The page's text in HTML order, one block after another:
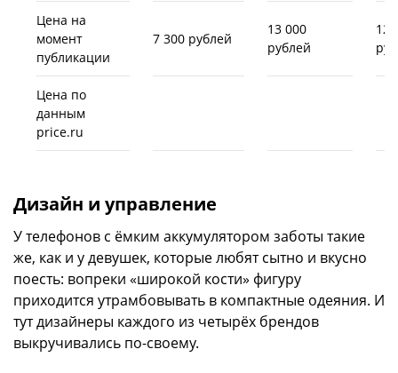
Цена на
момент
публикации
7 300 рублей
13 000
рублей
12
Цена по
данным
price.ru
Дизайн и управление
У телефонов с ёмким аккумулятором заботы такие
же, как и у девушек, которые любят сытно и вкусно
поесть: вопреки «широкой кости» фигуру
приходится утрамбовывать в компактные одеяния. И
тут дизайнеры каждого из четырёх брендов
выкручивались по-своему.